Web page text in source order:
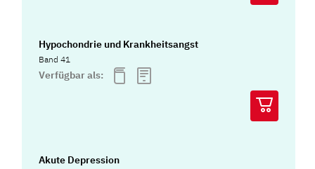
Hypochondrie und Krankheitsangst
Band 41
Verfügbar als:
Akute Depression